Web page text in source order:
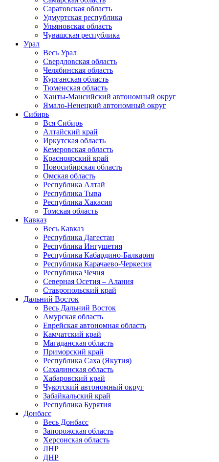
Саратовская область
Удмуртская республика
Ульяновская область
Чувашская республика
Урал
Весь Урал
Свердловская область
Челябинская область
Курганская область
Тюменская область
Ханты-Мансийский автономный округ
Ямало-Ненецкий автономный округ
Сибирь
Вся Сибирь
Алтайский край
Иркутская область
Кемеровская область
Красноярский край
Новосибирская область
Омская область
Республика Алтай
Республика Тыва
Республика Хакасия
Томская область
Кавказ
Весь Кавказ
Республика Дагестан
Республика Ингушетия
Республика Кабардино-Балкария
Республика Карачаево-Черкесия
Республика Чечня
Северная Осетия – Алания
Ставропольский край
Дальний Восток
Весь Дальний Восток
Амурская область
Еврейская автономная область
Камчатский край
Магаданская область
Приморский край
Республика Саха (Якутия)
Сахалинская область
Хабаровский край
Чукотский автономный округ
Забайкальский край
Республика Бурятия
Донбасс
Весь Донбасс
Запорожская область
Херсонская область
ЛНР
ДНР